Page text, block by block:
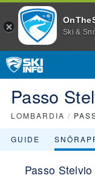
Ski &
Passo
LOMBARDIA /
GUIDE
Passo